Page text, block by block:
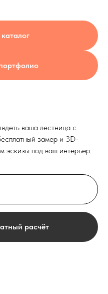
бесплатно!
Лестница на
деревом
Москве
ваша лестница с
замер и 3D-
эскизы под ваш интерьер.
расчёт